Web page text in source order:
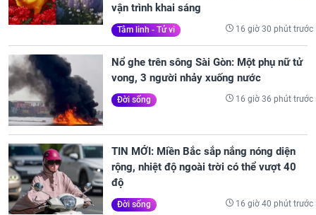
vận trình khai sáng
Tâm linh - Tử vi 16 giờ 30 phút trước
Nổ ghe trên sông Sài Gòn: Một phụ nữ tử
vong, 3 người nhảy xuống nước
Đời sống 16 giờ 36 phút trước
TIN MỚI: Miền Bắc sắp nắng nóng diện
rộng, nhiệt độ ngoài trời có thể vượt 40
độ
Đời sống 16 giờ 40 phút trước